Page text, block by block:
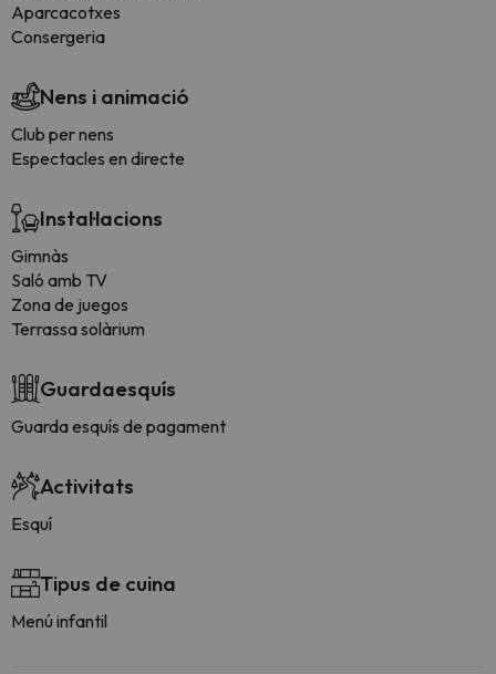
Aparcacotxes
Consergeria
Nens i animació
Club per nens
Espectacles en directe
Instal·lacions
Gimnàs
Saló amb TV
Zona de juegos
Terrassa solàrium
Guardaesquís
Guarda esquís de pagament
Activitats
Esquí
Tipus de cuina
Menú infantil